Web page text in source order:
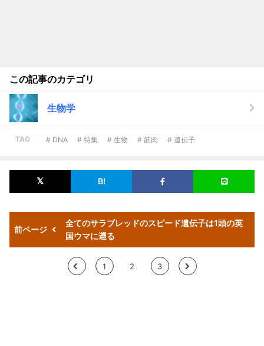
この記事のカテゴリ
生物学
TAG # DNA # 特集 # 生物 # 筋肉 # 遺伝子
前ページ
全てのサラブレッドのスピード遺伝子は1頭の英
国ウマに遡る
< 1 2 3 >